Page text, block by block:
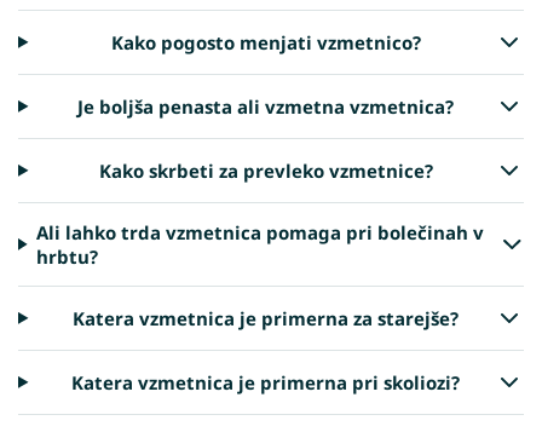
Kako pogosto menjati vzmetnico?
Je boljša penasta ali vzmetna vzmetnica?
Kako skrbeti za prevleko vzmetnice?
Ali lahko trda vzmetnica pomaga pri bolečinah v
hrbtu?
Katera vzmetnica je primerna za starejše?
Katera vzmetnica je primerna pri skoliozi?